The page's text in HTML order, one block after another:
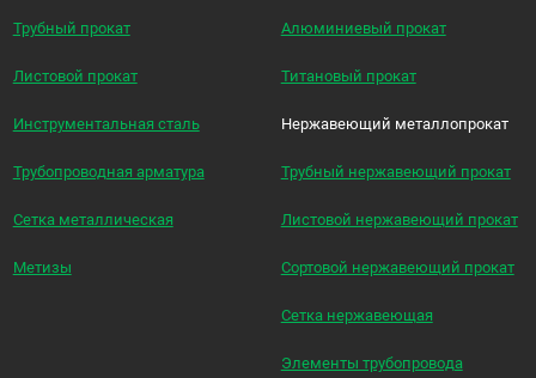
Трубный прокат
Листовой прокат
Инструментальная сталь
Трубопроводная арматура
Сетка металлическая
Метизы
Алюминиевый прокат
Титановый прокат
Нержавеющий металлопрокат
Трубный нержавеющий прокат
Листовой нержавеющий прокат
Сортовой нержавеющий прокат
Сетка нержавеющая
Элементы трубопровода